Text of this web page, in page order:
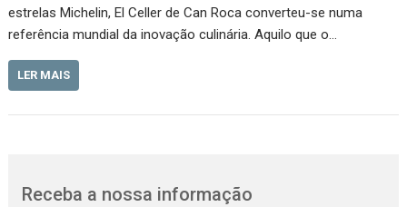
estrelas Michelin, El Celler de Can Roca converteu-se numa
referência mundial da inovação culinária. Aquilo que o…
LER MAIS
Receba a nossa informação